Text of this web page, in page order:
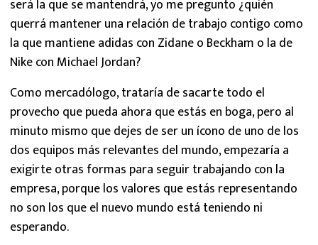
será la que se mantendrá, yo me pregunto ¿quién
querrá mantener una relación de trabajo contigo como
la que mantiene adidas con Zidane o Beckham o la de
Nike con Michael Jordan?
Como mercadólogo, trataría de sacarte todo el
provecho que pueda ahora que estás en boga, pero al
minuto mismo que dejes de ser un ícono de uno de los
dos equipos más relevantes del mundo, empezaría a
exigirte otras formas para seguir trabajando con la
empresa, porque los valores que estás representando
no son los que el nuevo mundo está teniendo ni
esperando.